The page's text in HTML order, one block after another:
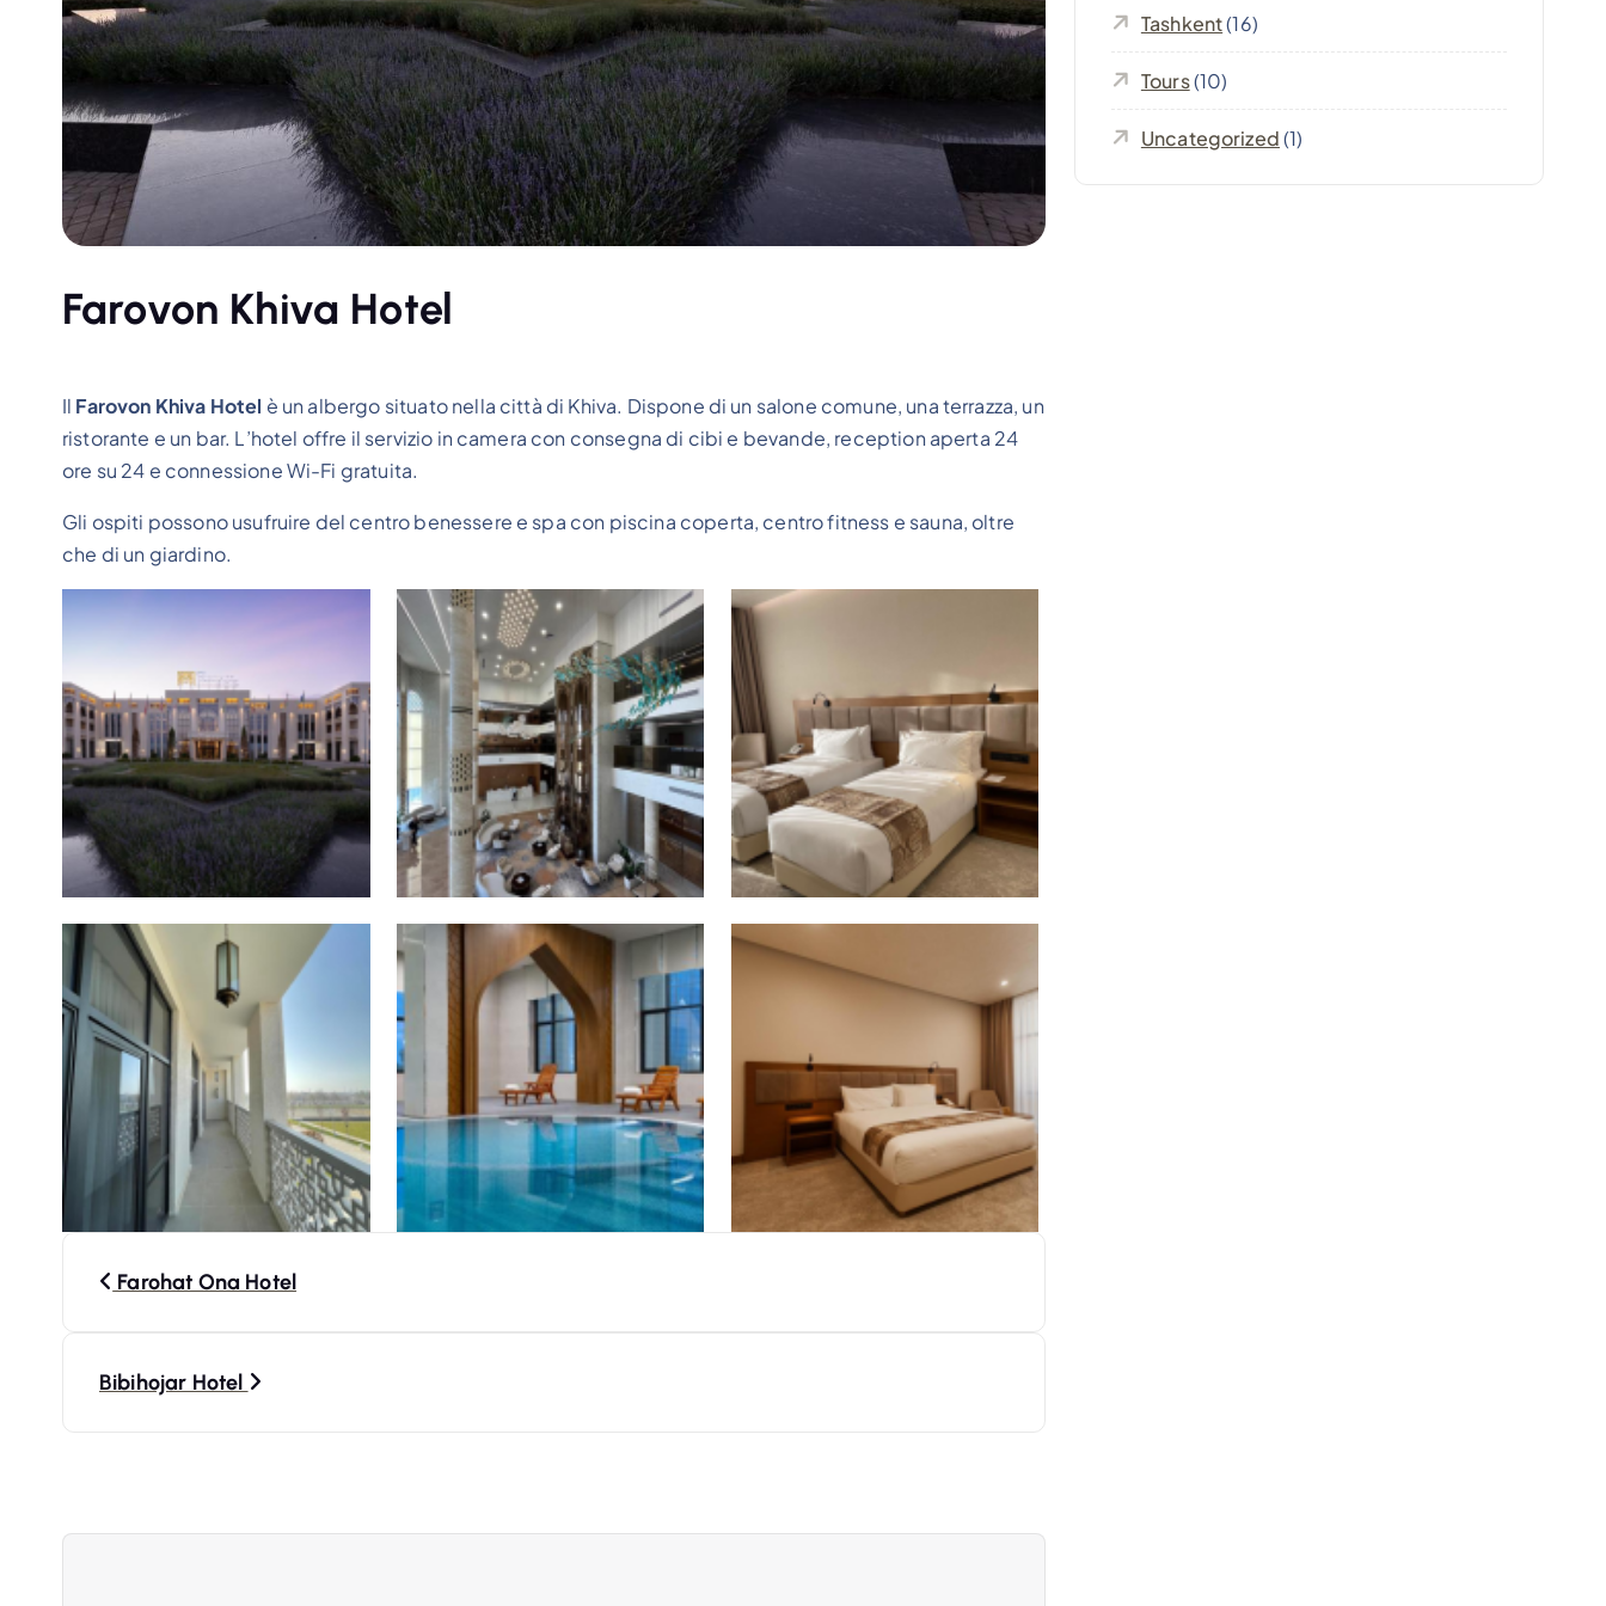
Farovon Khiva Hotel
Il Farovon Khiva Hotel è un albergo situato nella città di Khiva. Dispone di un salone comune, una terrazza, un
ristorante e un bar. L’hotel offre il servizio in camera con consegna di cibi e bevande, reception aperta 24
ore su 24 e connessione Wi-Fi gratuita.
Gli ospiti possono usufruire del centro benessere e spa con piscina coperta, centro fitness e sauna, oltre
che di un giardino.
g
Farohat Ona Hotel
Bibihojar Hotel
Tashkent(16)
Tours(10)
Uncategorized(1)